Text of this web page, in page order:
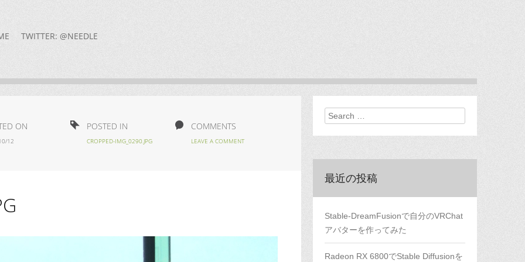
TWITTER: @NEEDLE
ON
12
POSTED IN
CROPPED-IMG_0290.JPG
COMMENTS
LEAVE A COMMENT
Search
最近の投稿
Stable-DreamFusionで自分のVRChat
アバターを作ってみた
Radeon RX 6800でStable Diffusionを